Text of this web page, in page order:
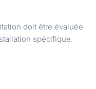
doit être évaluée
spécifique.